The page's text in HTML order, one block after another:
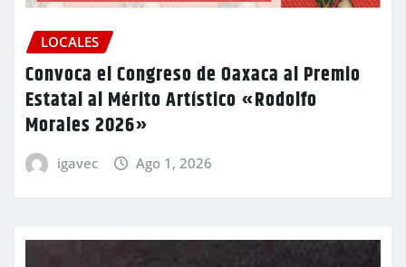
LOCALES
Convoca el Congreso de Oaxaca al Premio
Estatal al Mérito Artístico «Rodolfo
Morales 2026»
igavec Ago 1, 2026